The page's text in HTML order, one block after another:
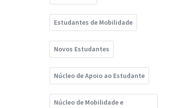
Estudantes de Mobilidade
Novos Estudantes
Núcleo de Apoio ao Estudante
Núcleo de Mobilidade e